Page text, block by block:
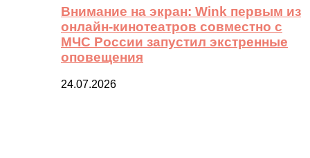
Внимание на экран: Wink первым из
онлайн-кинотеатров совместно с
МЧС России запустил экстренные
оповещения
24.07.2026